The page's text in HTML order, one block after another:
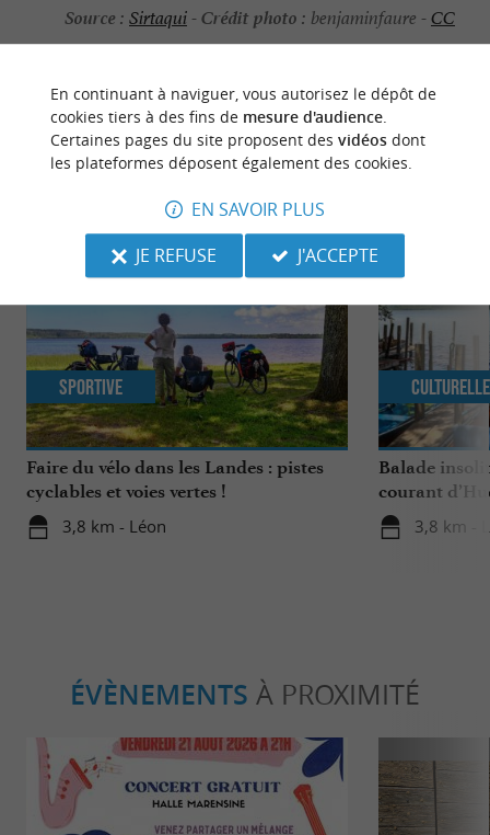
Source : Sirtaqui-Crédit photo : benjaminfaure -CC
BY-NC-ND 4.0
NOUS AVONS TESTÉ
Faire du vélo dans les Landes : pistes
cyclables et voies vertes !
3,8 km - Léon
Sportive
Balade
courant
3,8 km -
Culturelle
ÉVÈNEMENTS À PROXIMITÉ
En continuant à naviguer, vous autorisez le dépôt de
cookies tiers à des fins de mesure d'audience.
Certaines pages du site proposent des vidéosdont
les plateformes déposent également des cookies.
EN SAVOIR PLUS
JE REFUSE
J'ACCEPTE